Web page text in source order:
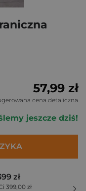
57,99 zł
cena detaliczna
jeszcze dziś!
zł
399,00 zł